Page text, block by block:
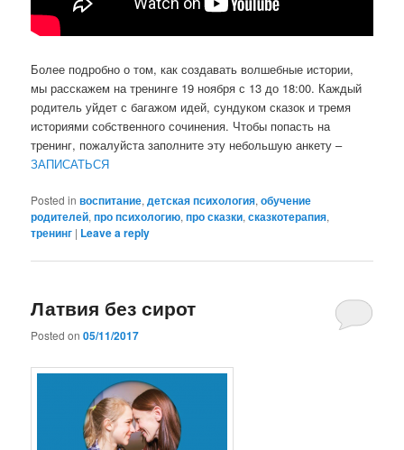
Более подробно о том, как создавать волшебные истории,
мы расскажем на тренинге 19 ноября с 13 до 18:00. Каждый
родитель уйдет с багажом идей, сундуком сказок и тремя
историями собственного сочинения. Чтобы попасть на
тренинг, пожалуйста заполните эту небольшую анкету –
ЗАПИСАТЬСЯ
Posted in воспитание,детская психология,обучение
родителей,про психологию,про сказки,сказкотерапия,
тренинг | Leave a reply
Латвия без сирот
Posted on05/11/2017